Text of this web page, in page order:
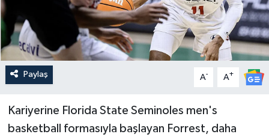
Paylaş A- A+
Kariyerine Florida State Seminoles men's
basketball formasıyla başlayan Forrest, daha